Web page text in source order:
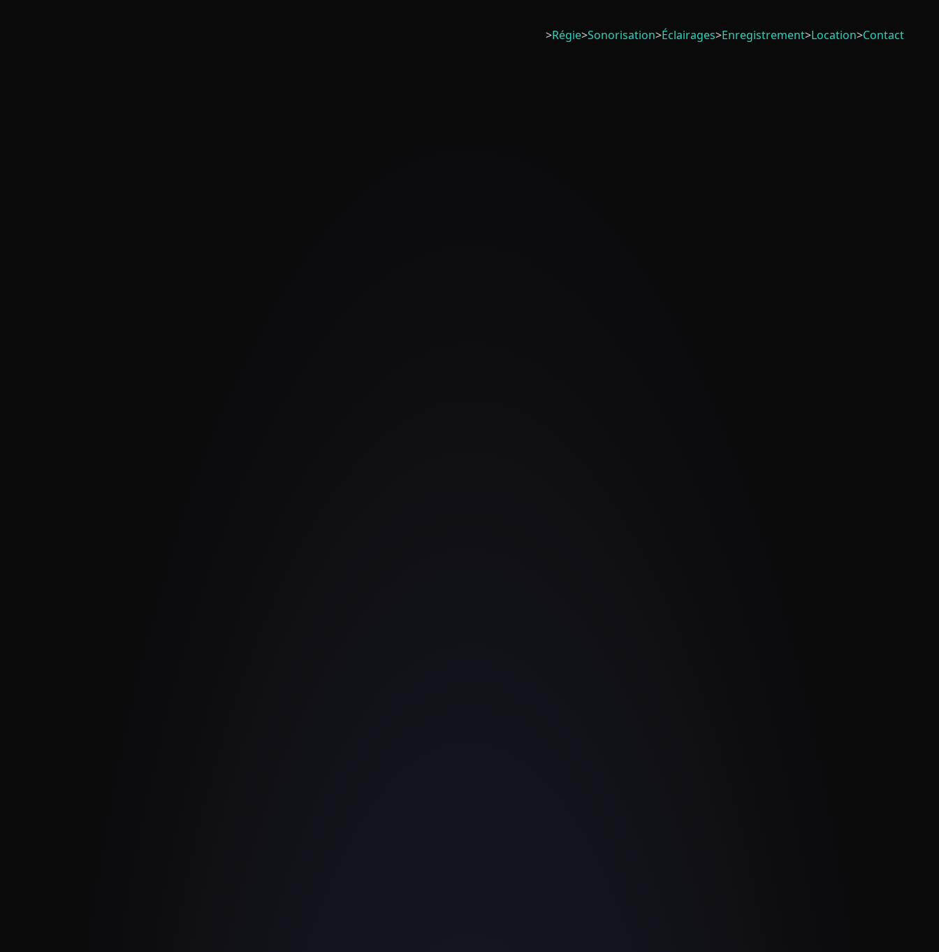
>Régie>Sonorisation>Éclairages>Enregistrement>Location>Contact